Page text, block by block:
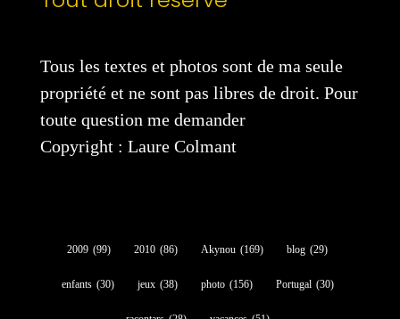
Tous les textes et photos sont de ma seule
propriété et ne sont pas libres de droit. Pour
toute question me demander
Copyright : Laure Colmant
2009 (99) 2010 (86) Akynou (169) blog (29)
enfants (30) jeux (38) photo (156) Portugal (30)